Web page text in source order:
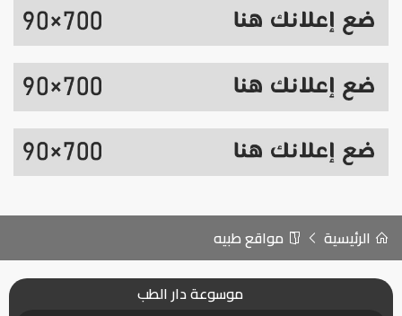
الرئيسية مواقع طبيه
موسوعة دار الطب